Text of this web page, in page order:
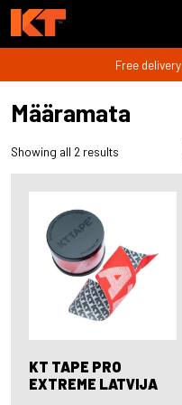
Free
Määramata
Showing all 2 results
KT TAPE PRO
EXTREME LATVIJA